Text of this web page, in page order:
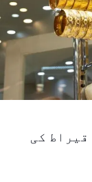
دبئی کا سونے کا بازار ۲۰۲۶: ۲۴ قیراط کی